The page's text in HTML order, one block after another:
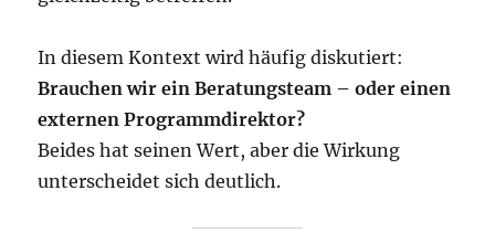
In diesem Kontext wird häufig diskutiert:
Brauchen wir ein Beratungsteam – oder einen
externen Programmdirektor?
Beides hat seinen Wert, aber die Wirkung
unterscheidet sich deutlich.